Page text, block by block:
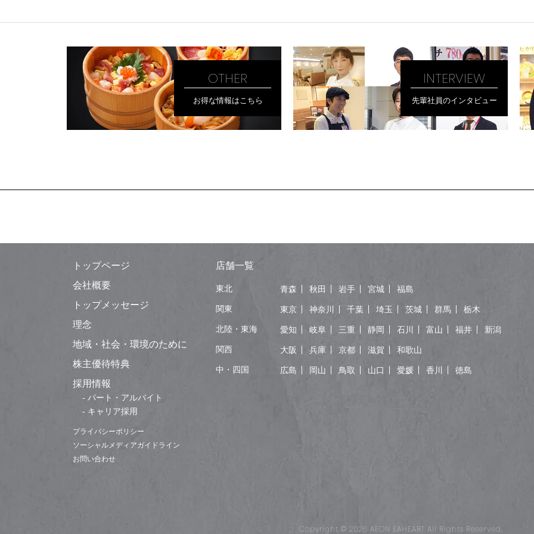
OTHER
お得な情報はこちら
INTERVIEW
先輩社員のインタビュー
トップページ
会社概要
トップメッセージ
理念
地域・社会・環境のために
株主優待特典
採用情報
- パート・アルバイト
- キャリア採用
プライバシーポリシー
ソーシャルメディアガイドライン
お問い合わせ
店舗一覧
東北 青森 秋田 岩手 宮城 福島
関東 東京 神奈川 千葉 埼玉 茨城 群馬 栃木
北陸・東海 愛知 岐阜 三重 静岡 石川 富山 福井 新潟
関西 大阪 兵庫 京都 滋賀 和歌山
中・四国 広島 岡山 鳥取 山口 愛媛 香川 徳島
Copyright © 2026 AEON EAHEART All Rights Reserved.